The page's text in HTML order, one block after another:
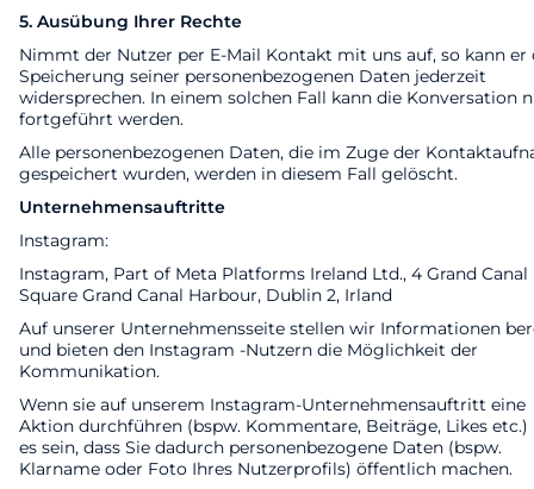
5. Ausübung Ihrer Rechte
Nimmt der Nutzer per E-Mail Kontakt mit uns auf, so kann er
Speicherung seiner personenbezogenen Daten jederzeit
widersprechen. In einem solchen Fall kann die Konversation
fortgeführt werden.
Alle personenbezogenen Daten, die im Zuge der
gespeichert wurden, werden in diesem Fall gelöscht.
Unternehmensauftritte
Instagram:
Instagram, Part of Meta Platforms Ireland Ltd., 4 Grand Canal
Square Grand Canal Harbour, Dublin 2, Irland
Auf unserer Unternehmensseite stellen wir Informationen
und bieten den Instagram -Nutzern die Möglichkeit der
Kommunikation.
Wenn sie auf unserem Instagram-Unternehmensauftritt eine
Aktion durchführen (bspw. Kommentare, Beiträge, Likes etc.)
es sein, dass Sie dadurch personenbezogene Daten (bspw.
Klarname oder Foto Ihres Nutzerprofils) öffentlich machen.